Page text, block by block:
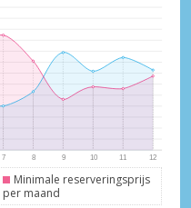
Minimale reserveringsprijs
per maand